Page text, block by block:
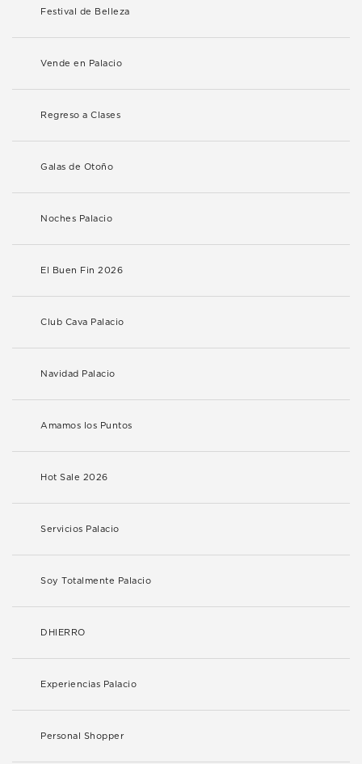
Festival de Belleza
Vende en Palacio
Regreso a Clases
Galas de Otoño
Noches Palacio
El Buen Fin 2026
Club Cava Palacio
Navidad Palacio
Amamos los Puntos
Hot Sale 2026
Servicios Palacio
Soy Totalmente Palacio
DHIERRO
Experiencias Palacio
Personal Shopper